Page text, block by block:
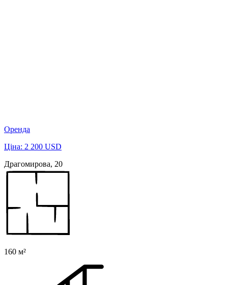
Оренда
Ціна: 2 200 USD
Драгомирова, 20
160 м²